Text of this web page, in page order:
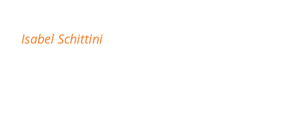
Isabel Schittini